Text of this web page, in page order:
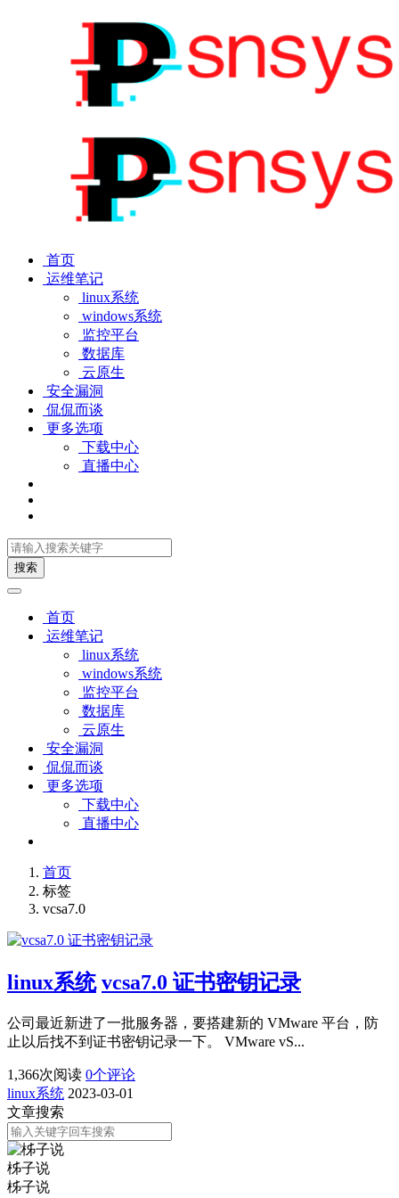
首页
运维笔记
linux系统
windows系统
监控平台
数据库
云原生
安全漏洞
侃侃而谈
更多选项
下载中心
直播中心
搜索
首页
运维笔记
linux系统
windows系统
监控平台
数据库
云原生
安全漏洞
侃侃而谈
更多选项
下载中心
直播中心
首页
标签
vcsa7.0
linux系统 vcsa7.0 证书密钥记录
公司最近新进了一批服务器，要搭建新的 VMware 平台，防
止以后找不到证书密钥记录一下。 VMware vS...
1,366次阅读 0个评论
linux系统 2023-03-01
文章搜索
柹子说
柹子说